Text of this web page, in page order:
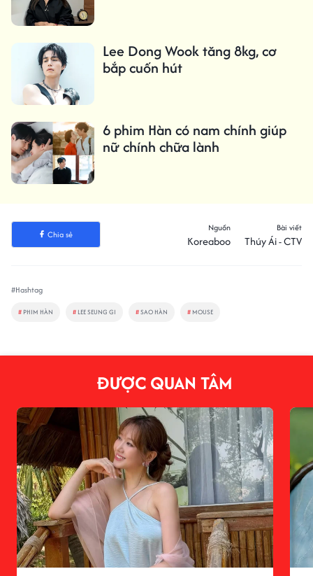
Lee Dong Wook tăng 8kg, cơ
bắp cuốn hút
6 phim Hàn có nam chính giúp
nữ chính chữa lành
Chia sẻ
Nguồn
Koreaboo
Bài viết
Thúy Ái - CTV
#Hashtag
# PHIM HÀN # LEE SEUNG GI #SAO HÀN # MOUSE
ĐƯỢC QUAN TÂM